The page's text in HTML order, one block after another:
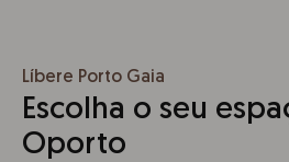
Líbere Porto Gaia
Escolha o seu
Oporto